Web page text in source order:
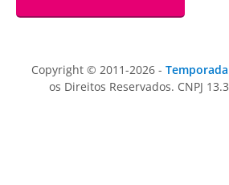
Copyright © 2011-2026 -
os Direitos Reservados. CNPJ